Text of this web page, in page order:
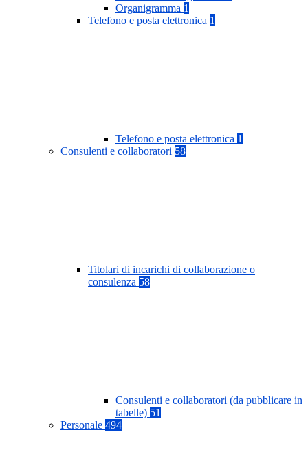
Organigramma 1
Telefono e posta elettronica 1
Telefono e posta elettronica 1
Consulenti e collaboratori 58
Titolari di incarichi di collaborazione o
consulenza 58
Consulenti e collaboratori (da pubblicare in
tabelle) 51
Personale 494